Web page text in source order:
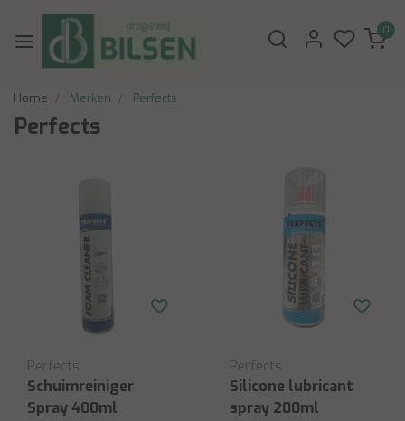
0
Home Merken Perfects
Perfects
Perfects
Schuimreiniger
Spray 400ml
Perfects
Silicone lubricant
spray 200ml